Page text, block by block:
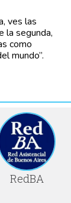
ves las
la segunda,
como
mundo”.
RedBA